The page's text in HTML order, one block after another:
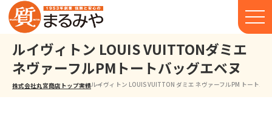
ルイヴィトン LOUIS VUITTONダミエ
ネヴァーフルPMトートバッグエベヌ
株式会社丸宮商店トップ⁩実績ルイヴィトン LOUIS VUITTON ダミエ ネヴァーフルPM トートバ